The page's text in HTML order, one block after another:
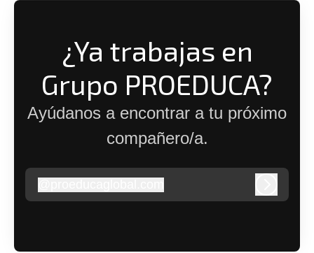
¿Ya trabajas en
Grupo PROEDUCA?
Ayúdanos a encontrar a tu próximo
compañero/a.
proeducaglobal.com